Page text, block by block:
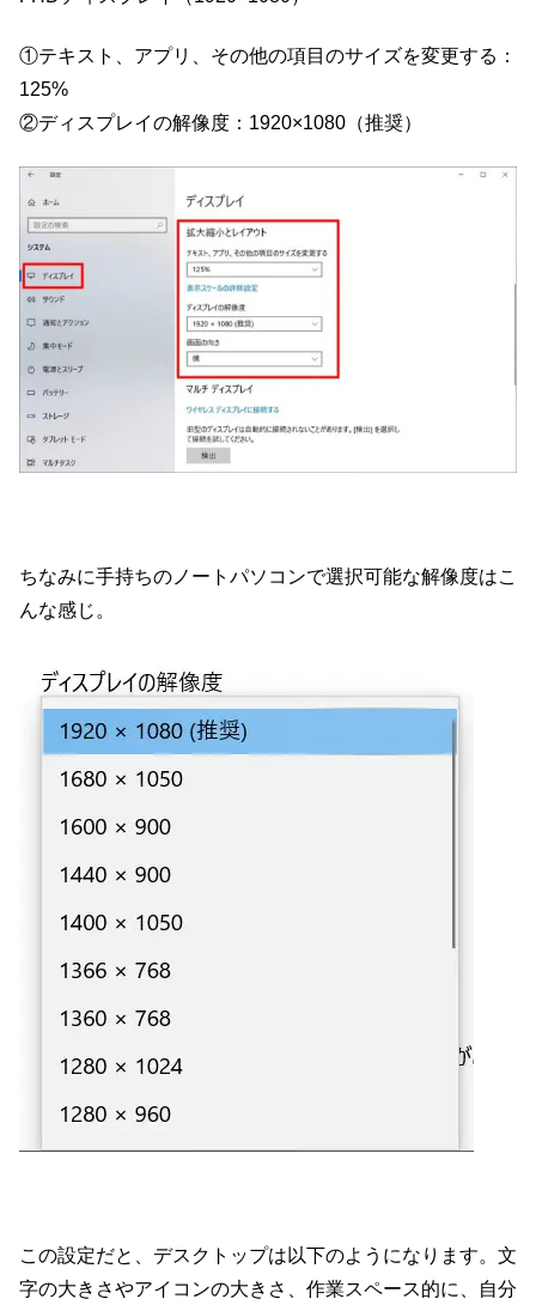
①テキスト、アプリ、その他の項目のサイズを変更する：
125%
②ディスプレイの解像度：1920×1080（推奨）
ちなみに手持ちのノートパソコンで選択可能な解像度はこ
んな感じ。
この設定だと、デスクトップは以下のようになります。文
字の大きさやアイコンの大きさ、作業スペース的に、自分